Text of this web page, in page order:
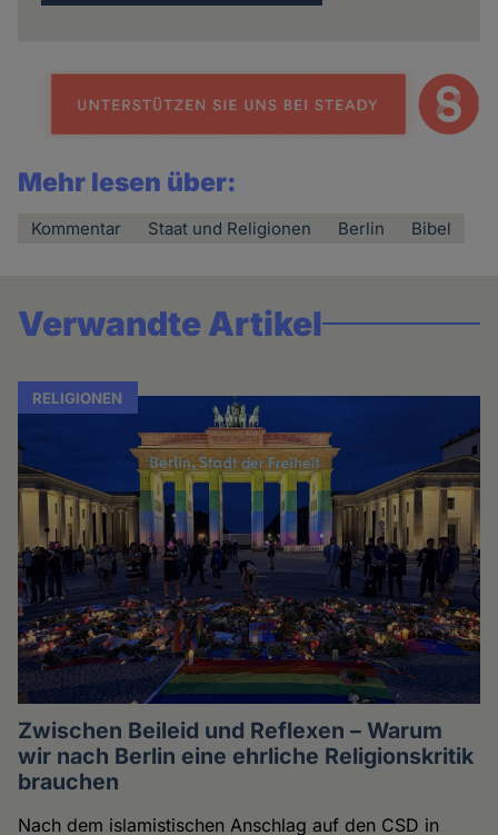
Mehr lesen über:
Kommentar Staat und Religionen Berlin Bibel
Verwandte Artikel
RELIGIONEN
Zwischen Beileid und Reflexen – Warum
wir nach Berlin eine ehrliche Religionskritik
brauchen
Nach dem islamistischen Anschlag auf den CSD in